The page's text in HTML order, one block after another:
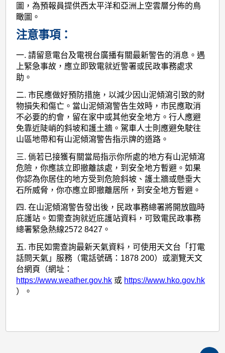
圖，為預報員提供西太平洋和亞洲上空雲層分佈的鳥
瞰圖。
注意事項：
一. 請留意電台及電視台廣播有關最新警告的消息。遇
上緊急事故，應立即致電就近警署或民政事務處求
助。
二. 市民應做好預防措施，以減少因山泥傾瀉引致的財
物損失和傷亡。當山泥傾瀉警告生效時，市民應取消
不必要的約會，留在家中或其他安全地方。行人應避
免靠近陡峭的斜坡和護土牆。駕車人士則應避免駛往
山區地帶和有山泥傾瀉警告指示牌的道路。
三. 倘若已接獲有關當局指示你所處的地方有山泥傾瀉
危險，你應該立即撤離該處，到安全地方暫避。如果
你認為你居住的地方受到危險斜坡、護土牆或懸垂大
石所威脅，你亦應立即撤離居所，到安全地方暫避。
四. 在山泥傾瀉警告發出後，民政事務總署將開放臨時
庇護站。如需查詢就近庇護站資料，可致電民政事務
總署緊急熱線2572 8427。
五. 市民如需查詢最新天氣資料，可使用天文台「打電
話問天氣」服務（電話號碼：1878 200）或瀏覽天文
台網頁（網址：
https://www.weather.gov.hk 或 https://www.hko.gov.hk
）。